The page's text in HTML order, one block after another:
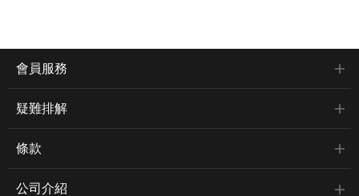
會員服務
疑難排解
條款
公司介紹